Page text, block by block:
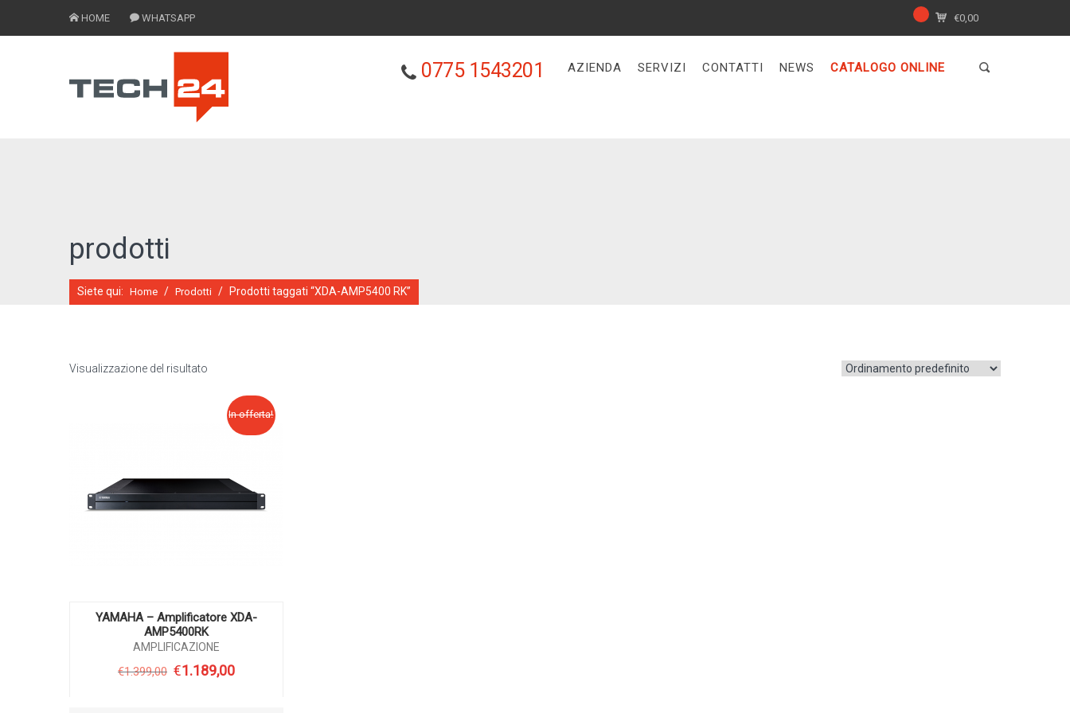
HOME WHATSAPP €0,00
0775 1543201 AZIENDA SERVIZI CONTATTI NEWS CATALOGO ONLINE
prodotti
Siete qui: Home / Prodotti / Prodotti taggati “XDA-AMP5400 RK”
Visualizzazione del risultato
In offerta!
YAMAHA – Amplificatore XDA-
AMP5400RK
AMPLIFICAZIONE
€1.399,00 Il
€1.189,00Il